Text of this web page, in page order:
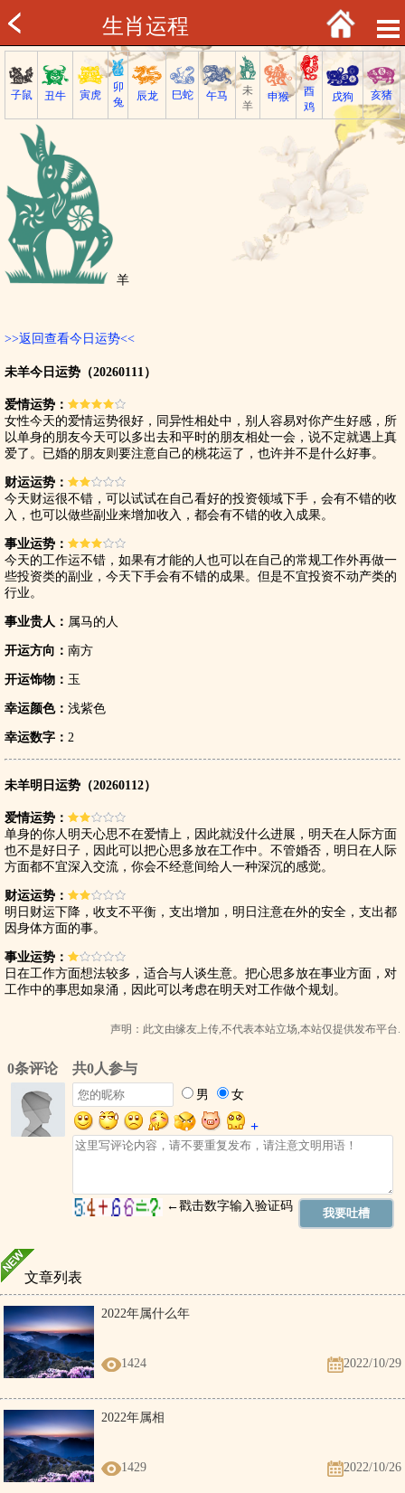
生肖运程
子鼠 丑牛 寅虎
卯
兔
辰龙 巳蛇 午马
未
羊
申猴
酉
鸡
戌狗 亥猪
羊
>>返回查看今日运势<<
未羊今日运势（20260111）
爱情运势：
女性今天的爱情运势很好，同异性相处中，别人容易对你产生好感，所
以单身的朋友今天可以多出去和平时的朋友相处一会，说不定就遇上真
爱了。已婚的朋友则要注意自己的桃花运了，也许并不是什么好事。
财运运势：
今天财运很不错，可以试试在自己看好的投资领域下手，会有不错的收
入，也可以做些副业来增加收入，都会有不错的收入成果。
事业运势：
今天的工作运不错，如果有才能的人也可以在自己的常规工作外再做一
些投资类的副业，今天下手会有不错的成果。但是不宜投资不动产类的
行业。
事业贵人： 属马的人
开运方向： 南方
开运饰物： 玉
幸运颜色： 浅紫色
幸运数字： 2
未羊明日运势（20260112）
爱情运势：
单身的你人明天心思不在爱情上，因此就没什么进展，明天在人际方面
也不是好日子，因此可以把心思多放在工作中。不管婚否，明日在人际
方面都不宜深入交流，你会不经意间给人一种深沉的感觉。
财运运势：
明日财运下降，收支不平衡，支出增加，明日注意在外的安全，支出都
因身体方面的事。
事业运势：
日在工作方面想法较多，适合与人谈生意。把心思多放在事业方面，对
工作中的事思如泉涌，因此可以考虑在明天对工作做个规划。
声明：此文由缘友上传,不代表本站立场,本站仅提供发布平台.
文章列表
2022年属什么年
1424 2022/10/29
2022年属相
1429 2022/10/26